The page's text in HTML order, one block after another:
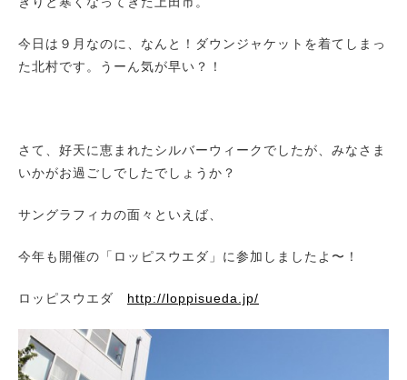
今日は９月なのに、なんと！ダウンジャケットを着てしまっ
た北村です。うーん気が早い？！
さて、好天に恵まれたシルバーウィークでしたが、みなさま
いかがお過ごしでしたでしょうか？
サングラフィカの面々といえば、
今年も開催の「ロッピスウエダ」に参加しましたよ〜！
ロッピスウエダ http://loppisueda.jp/